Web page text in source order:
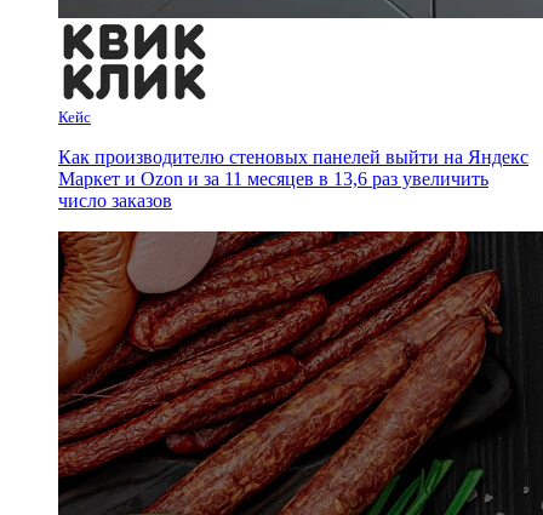
Кейс
Как производителю стеновых панелей выйти на Яндекс
Маркет и Ozon и за 11 месяцев в 13,6 раз увеличить
число заказов